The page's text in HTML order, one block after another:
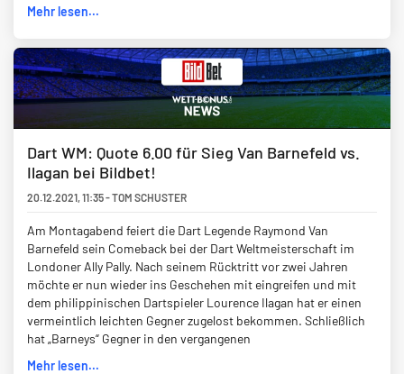
Mehr lesen...
Dart WM: Quote 6.00 für Sieg Van Barnefeld vs.
Ilagan bei Bildbet!
20.12.2021,11:35-TOM SCHUSTER
Am Montagabend feiert die Dart Legende Raymond Van
Barnefeld sein Comeback bei der Dart Weltmeisterschaft im
Londoner Ally Pally. Nach seinem Rücktritt vor zwei Jahren
möchte er nun wieder ins Geschehen mit eingreifen und mit
dem philippinischen Dartspieler Lourence Ilagan hat er einen
vermeintlich leichten Gegner zugelost bekommen. Schließlich
hat „Barneys“ Gegner in den vergangenen
Mehr lesen...